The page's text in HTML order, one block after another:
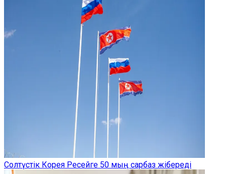
Солтүстік Корея Ресейге 50 мың сарбаз жібереді